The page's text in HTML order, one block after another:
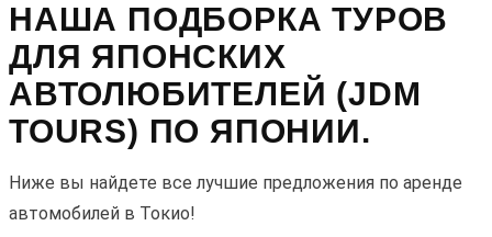
НАША ПОДБОРКА ТУРОВ
ДЛЯ ЯПОНСКИХ
АВТОЛЮБИТЕЛЕЙ (JDM
TOURS) ПО ЯПОНИИ.
Ниже вы найдете все лучшие предложения по аренде
автомобилей в Токио!